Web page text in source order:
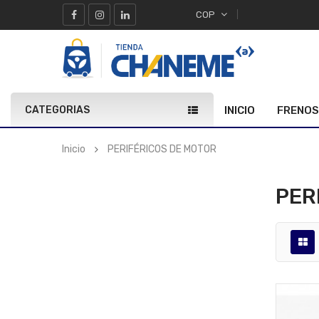
COP
CATEGORIAS INICIO FRENOS
Inicio PERIFÉRICOS DE MOTOR